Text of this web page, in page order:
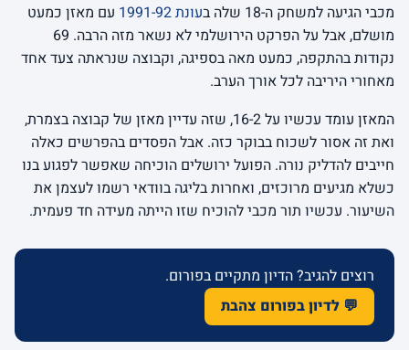
מכבי הגיעה למשחק ה-18 שלה ב עונת 1991-92
עם מאזן כמעט
מושלם, אבל על הפרקט הירושלמי לא נשאר מזה הרבה. 69
נקודות בהתקפה, כמעט מאה בספיגה, וקבוצה שנראתה צעד אחד
מאחורי היריבה לכל אורך הערב.
המאזן עומד עכשיו על 16-2, שזה עדיין מאזן של קבוצה בצמרת,
ואת זה אסור לשכוח בבוקר כזה. אבל הפסדים בהפרשים כאלה
חייבים להדליק נורה. הפועל ירושלים הוכיחה שאפשר לפגוע בנו
כשלא מגיעים מרוכזים, ואחרות בליגה בוודאי רשמו לעצמן את
השיעור. עכשיו תור מכבי להוכיח שזו הייתה מעידה חד פעמית.
רוצים להגיב? הדיון מתקיים בפורום.
💬 לדיון בפורום צהבת